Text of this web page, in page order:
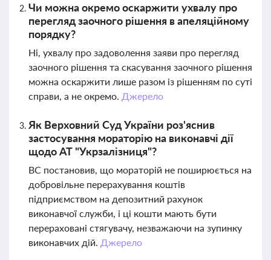
Чи можна окремо оскаржити ухвалу про
перегляд заочного рішення в апеляційному
порядку?
Ні, ухвалу про задоволення заяви про перегляд
заочного рішення та скасування заочного рішення
можна оскаржити лише разом із рішенням по суті
справи, а не окремо. Джерело
Як Верховний Суд України роз'яснив
застосування мораторію на виконавчі дії
щодо АТ "Укрзалізниця"?
ВС постановив, що мораторій не поширюється на
добровільне перерахування коштів
підприємством на депозитний рахунок
виконавчої служби, і ці кошти мають бути
перераховані стягувачу, незважаючи на зупинку
виконавчих дій. Джерело